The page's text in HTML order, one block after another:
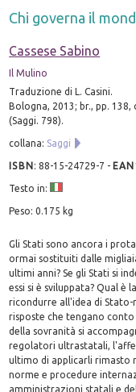
Chi governa il
Cassese Sabino
Il Mulino
Traduzione di L. Casini.
Bologna, 2013; br., pp. 138,
(Saggi. 798).
collana: Saggi
ISBN:88-15-24729-7 -
Testo in:
Peso: 0.175 kg
Gli Stati sono ancora i
ormai sostituiti dalle
ultimi anni? Se gli Stati si
essi si è sviluppata? Qual
ricondurre all'idea di Stato-
risposte che tengano
della sovranità si
regolatori ultrastatali,
ultimo di applicarli rimasto
norme e procedure
amministrazioni statali e